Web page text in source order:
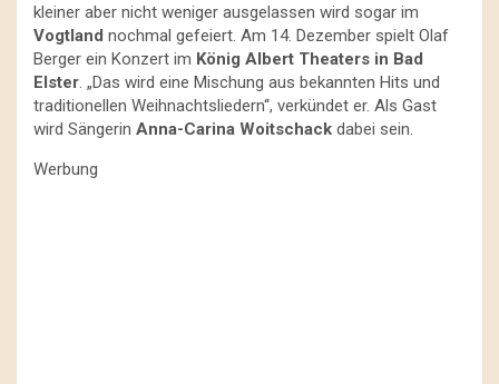
kleiner aber nicht weniger ausgelassen wird sogar im
Vogtland nochmal gefeiert. Am 14. Dezember spielt Olaf
Berger ein Konzert im König Albert Theaters in Bad
Elster . „Das wird eine Mischung aus bekannten Hits und
traditionellen Weihnachtsliedern“, verkündet er. Als Gast
wird Sängerin Anna-Carina Woitschack dabei sein.
Werbung